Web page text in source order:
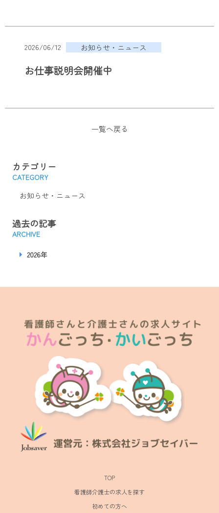
2026/06/12 お知らせ・ニュース
お仕事説明会開催中
一覧へ戻る
カテゴリー
CATEGORY
お知らせ・ニュース
過去の記事
ARCHIVE
2026年
TOP
看護師介護士の求人を探す
初めての方へ